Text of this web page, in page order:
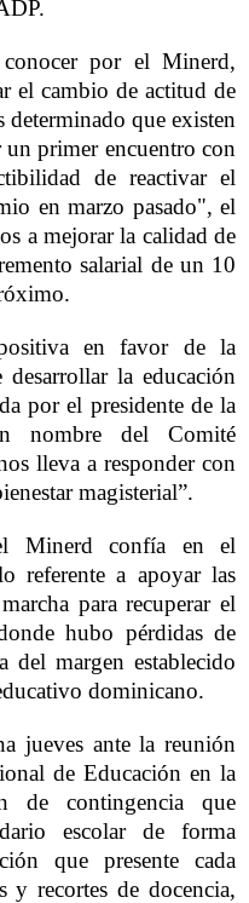
por el Minerd,
el cambio de actitud de
que existen
un primer encuentro con
de reactivar el
en marzo pasado", el
a mejorar la calidad de
salarial de un 10
en favor de la
la educación
por el presidente de la
nombre del Comité
lleva a responder con
magisterial”.
Minerd confía en el
referente a apoyar las
para recuperar el
hubo pérdidas de
del margen establecido
dominicano.
jueves ante la reunión
de Educación en la
de contingencia que
escolar de forma
que presente cada
y recortes de docencia,